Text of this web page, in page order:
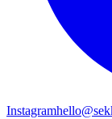
Instagram